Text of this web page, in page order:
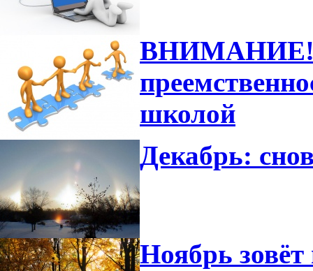
ВНИМАНИЕ! 6
школой
Декабрь:
Ноябрь зовёт